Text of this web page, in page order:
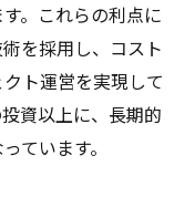
。これらの利点に
を採用し、コスト
ト運営を実現して
資以上に、長期的
ています。